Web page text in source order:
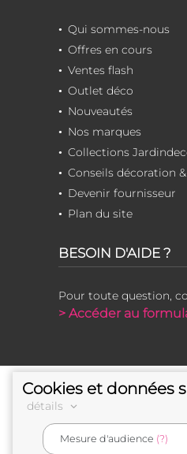
Qui sommes-nous
Offres en cours
Ventes flash
Outlet déco
Nouveautés
Nos marques
Collections
Conseils décoration
Devenir fournisseur
Plan du site
BESOIN D'AIDE ?
Pour toute question,
> Accéder au
Cookies et données
détails
Mesure d'audience (?)